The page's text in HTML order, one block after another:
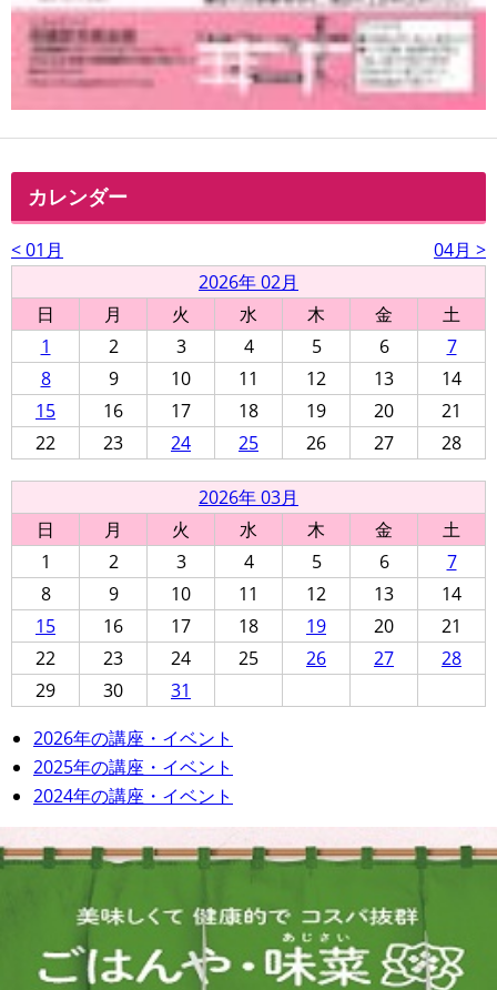
カレンダー
< 01月
04月 >
2026年 02月
日
月 火 水 木 金
土
1
2 3 4 5 6
7
8
9 10 11 12 13
14
15
16 17 18 19 20
21
22
23 24 25 26 27 28
2026年 03月
日
月 火 水 木 金
土
1
2 3 4 5 6
7
8
9 10 11 12 13
14
15
16 17 18 19 20
21
22
23 24 25 26 27
28
29
30
31
2026年の講座・イベント
2025年の講座・イベント
2024年の講座・イベント